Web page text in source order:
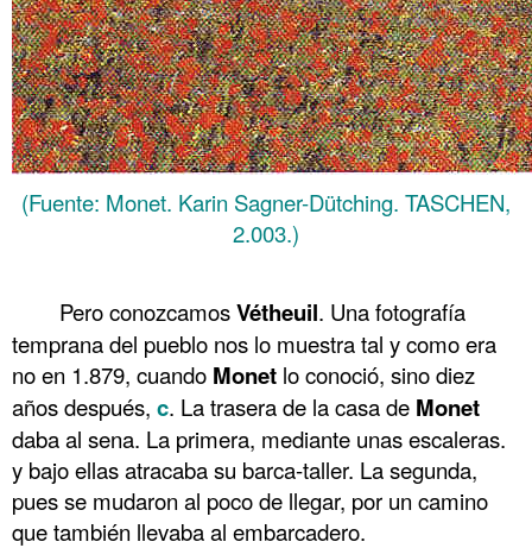
(Fuente: Monet. Karin Sagner-Dütching. TASCHEN,
2.003.)
Pero conozcamosVétheuil. Una fotografía
temprana del pueblo nos lo muestra tal y como era
no en 1.879, cuando Monet lo conoció, sino diez
años después, c. La trasera de la casa de Monet
daba al sena. La primera, mediante unas escaleras.
y bajo ellas atracaba su barca-taller. La segunda,
pues se mudaron al poco de llegar, por un camino
que también llevaba al embarcadero.